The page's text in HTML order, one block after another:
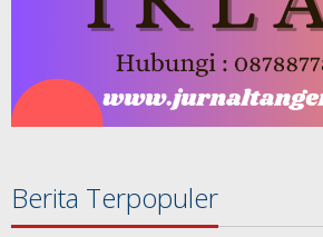
Berita Terpopuler